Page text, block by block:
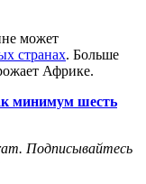
может
странах. Больше
Африке.
минимум шесть
Подписывайтесь